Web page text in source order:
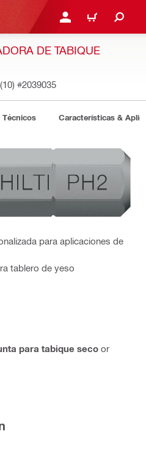
INICIE SESIÓN O
CARRITO
DE TABIQUE
#2039035
Técnicos Características &
para aplicaciones de
tablero de yeso
para tabique seco or